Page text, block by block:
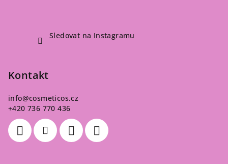
Sledovat na Instagramu
Kontakt
info@cosmeticos.cz
+420 736 770 436